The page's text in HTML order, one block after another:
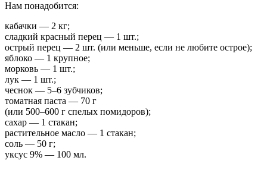
Нам понадобится:
кабачки — 2 кг;
сладкий красный перец — 1 шт.;
острый перец — 2 шт. (или меньше, если не любите острое);
яблоко — 1 крупное;
морковь — 1 шт.;
лук — 1 шт.;
чеснок — 5–6 зубчиков;
томатная паста — 70 г
(или 500–600 г спелых помидоров);
сахар — 1 стакан;
растительное масло — 1 стакан;
соль — 50 г;
уксус 9% — 100 мл.